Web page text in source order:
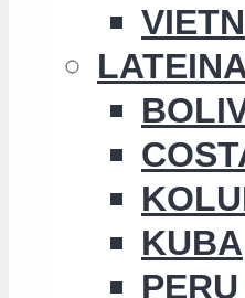
KUBA
PERU